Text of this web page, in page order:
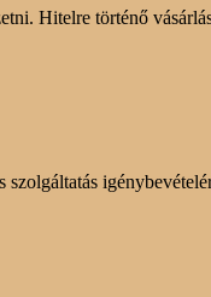
Hitelre történő